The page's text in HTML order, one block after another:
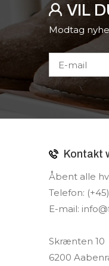
VIL
Modtag
Kontakt
Åbent alle
Telefon:
E-mail:
Skrænten 10
6200